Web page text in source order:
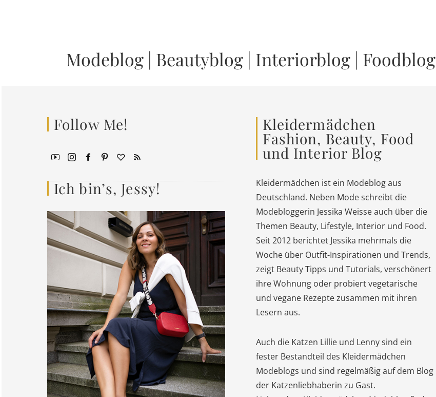
Modeblog | Beautyblog | Interiorblog | Foodblog
Follow Me!
Ich bin’s, Jessy!
Kleidermädchen
Fashion, Beauty, Food
und Interior Blog
Kleidermädchen ist ein Modeblog aus
Deutschland. Neben Mode schreibt die
Modebloggerin Jessika Weisse auch über die
Themen Beauty, Lifestyle, Interior und Food.
Seit 2012 berichtet Jessika mehrmals die
Woche über Outfit-Inspirationen und Trends,
zeigt Beauty Tipps und Tutorials, verschönert
ihre Wohnung oder probiert vegetarische
und vegane Rezepte zusammen mit ihren
Lesern aus.
Auch die Katzen Lillie und Lenny sind ein
fester Bestandteil des Kleidermädchen
Modeblogs und sind regelmäßig auf dem Blog
der Katzenliebhaberin zu Gast.